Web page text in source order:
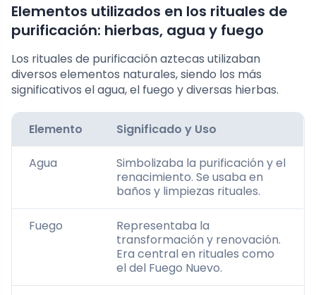
Elementos utilizados en los rituales de
purificación: hierbas, agua y fuego
Los rituales de purificación aztecas utilizaban
diversos elementos naturales, siendo los más
significativos el agua, el fuego y diversas hierbas.
Elemento Significado y Uso
Agua
Simbolizaba la purificación y el
renacimiento. Se usaba en
baños y limpiezas rituales.
Fuego
Representaba la
transformación y renovación.
Era central en rituales como
el del Fuego Nuevo.